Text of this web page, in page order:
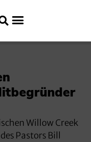
Willow Creek
Pastors Bill